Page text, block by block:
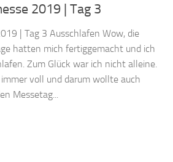
2019 | Tag 3
| Tag 3 Ausschlafen Wow, die
hatten mich fertiggemacht und ich
Zum Glück war ich nicht alleine.
voll und darum wollte auch
Messetag...